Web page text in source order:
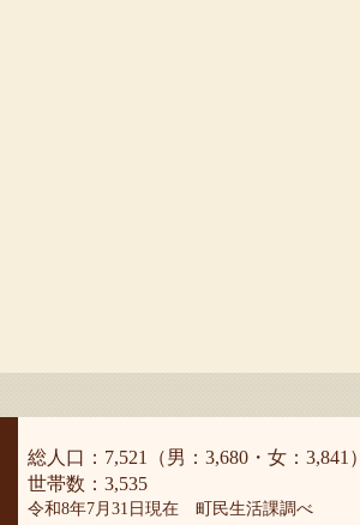
総人口：7,521（男：3,680・女：3,841）
世帯数：3,535
令和8年7月31日現在 町民生活課調べ